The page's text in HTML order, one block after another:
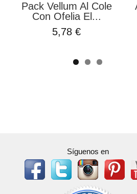
Pack Vellum Al Cole
Con Ofelia El...
5,78 €
Síguenos en